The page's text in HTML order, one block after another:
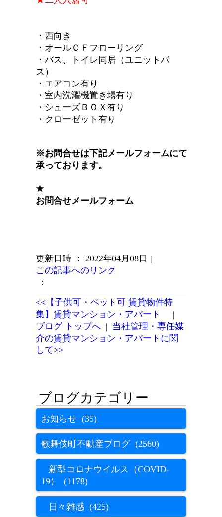
・西向き
・オールＣＦフローリング
・バス、トイレ同居（ユニットバ
ス）
・エアコン有り
・室内洗濯機置き場有り
・シューズＢＯＸ有り
・クローゼット有り
※お問合せは下記メールフォームにて
承っております。
★
お問合せメールフォーム
更新日時 ： 2022年04月08日 |
この記事へのリンク
：
<<【子供可・ペット可 賃貸物件特
集】賃貸マンション・アパート
|
ブログ トップへ | 当社管理・専任媒
介の賃貸マンション・アパートに関
して>>
お知らせ (35)
歌舞伎町不動産ブログ (2560)
新型コロナウイルス（COVID-
19） (1178)
日々雑感 (425)